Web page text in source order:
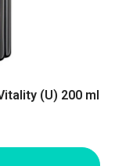
(U) 200 ml